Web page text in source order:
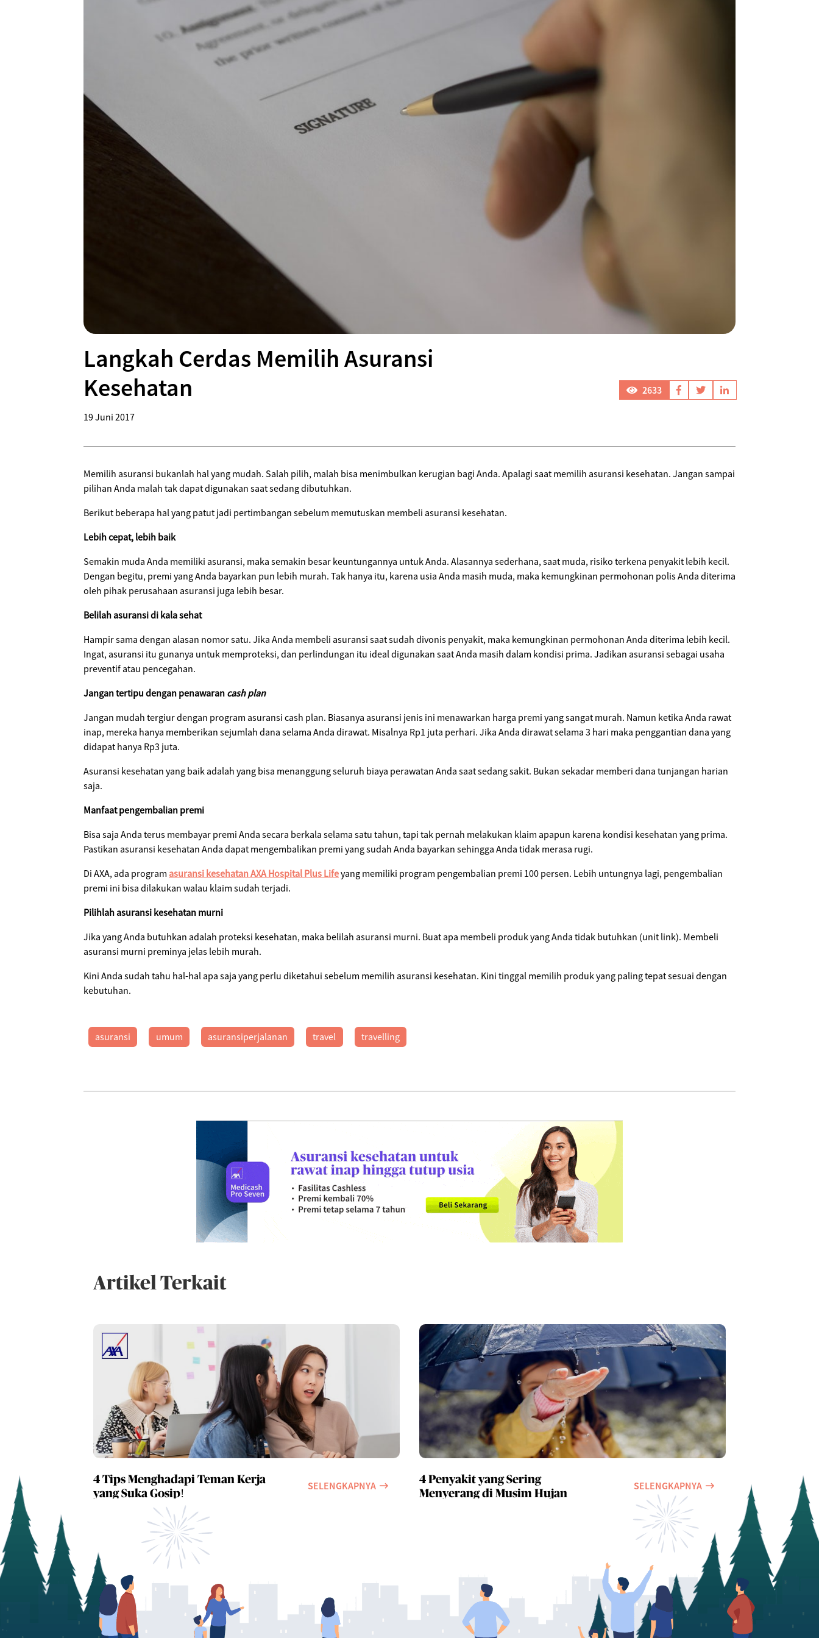
Langkah Cerdas Memilih Asuransi
Kesehatan
19 Juni 2017
2633
Memilih asuransi bukanlah hal yang mudah. Salah pilih, malah bisa menimbulkan kerugian bagi Anda. Apalagi saat memilih asuransi kesehatan. Jangan sampai
pilihan Anda malah tak dapat digunakan saat sedang dibutuhkan.
Berikut beberapa hal yang patut jadi pertimbangan sebelum memutuskan membeli asuransi kesehatan.
Lebih cepat, lebih baik
Semakin muda Anda memiliki asuransi, maka semakin besar keuntungannya untuk Anda. Alasannya sederhana, saat muda, risiko terkena penyakit lebih kecil.
Dengan begitu, premi yang Anda bayarkan pun lebih murah. Tak hanya itu, karena usia Anda masih muda, maka kemungkinan permohonan polis Anda diterima
oleh pihak perusahaan asuransi juga lebih besar.
Belilah asuransi di kala sehat
Hampir sama dengan alasan nomor satu. Jika Anda membeli asuransi saat sudah divonis penyakit, maka kemungkinan permohonan Anda diterima lebih kecil.
Ingat, asuransi itu gunanya untuk memproteksi, dan perlindungan itu ideal digunakan saat Anda masih dalam kondisi prima. Jadikan asuransi sebagai usaha
preventif atau pencegahan.
Jangan tertipu dengan penawaran cash plan
Jangan mudah tergiur dengan program asuransi cash plan. Biasanya asuransi jenis ini menawarkan harga premi yang sangat murah. Namun ketika Anda rawat
inap, mereka hanya memberikan sejumlah dana selama Anda dirawat. Misalnya Rp1 juta perhari. Jika Anda dirawat selama 3 hari maka penggantian dana yang
didapat hanya Rp3 juta.
Asuransi kesehatan yang baik adalah yang bisa menanggung seluruh biaya perawatan Anda saat sedang sakit. Bukan sekadar memberi dana tunjangan harian
saja.
Manfaat pengembalian premi
Bisa saja Anda terus membayar premi Anda secara berkala selama satu tahun, tapi tak pernah melakukan klaim apapun karena kondisi kesehatan yang prima.
Pastikan asuransi kesehatan Anda dapat mengembalikan premi yang sudah Anda bayarkan sehingga Anda tidak merasa rugi.
Di AXA, ada program asuransi kesehatan AXA Hospital Plus Lifeyang memiliki program pengembalian premi 100 persen. Lebih untungnya lagi, pengembalian
premi ini bisa dilakukan walau klaim sudah terjadi.
Pilihlah asuransi kesehatan murni
Jika yang Anda butuhkan adalah proteksi kesehatan, maka belilah asuransi murni. Buat apa membeli produk yang Anda tidak butuhkan (unit link). Membeli
asuransi murni preminya jelas lebih murah.
Kini Anda sudah tahu hal-hal apa saja yang perlu diketahui sebelum memilih asuransi kesehatan. Kini tinggal memilih produk yang paling tepat sesuai dengan
kebutuhan.
asuransi umum asuransiperjalanan travel travelling
Artikel Terkait
4 Tips Menghadapi Teman Kerja
yang Suka Gosip!
SELENGKAPNYA
4 Penyakit yang Sering
Menyerang di Musim Hujan
SELENGKAPNYA